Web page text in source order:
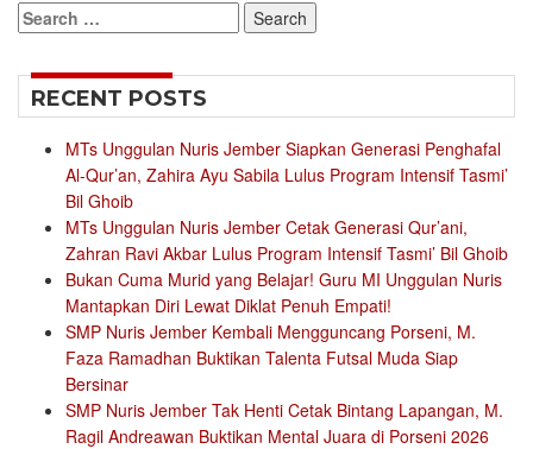
Search
for:
RECENT POSTS
MTs Unggulan Nuris Jember Siapkan Generasi Penghafal
Al-Qur’an, Zahira Ayu Sabila Lulus Program Intensif Tasmi’
Bil Ghoib
MTs Unggulan Nuris Jember Cetak Generasi Qur’ani,
Zahran Ravi Akbar Lulus Program Intensif Tasmi’ Bil Ghoib
Bukan Cuma Murid yang Belajar! Guru MI Unggulan Nuris
Mantapkan Diri Lewat Diklat Penuh Empati!
SMP Nuris Jember Kembali Mengguncang Porseni, M.
Faza Ramadhan Buktikan Talenta Futsal Muda Siap
Bersinar
SMP Nuris Jember Tak Henti Cetak Bintang Lapangan, M.
Ragil Andreawan Buktikan Mental Juara di Porseni 2026